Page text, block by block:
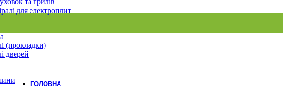
для електроплит
(прокладки)
дверей
ГОЛОВНА